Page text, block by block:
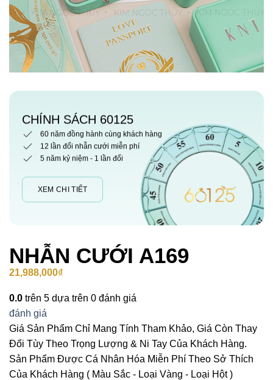
CHÍNH SÁCH 60125
60 năm đồng hành cùng khách hàng
12 lần đổi nhẫn cưới miễn phí
5 năm kỷ niệm - 1 lần đổi
XEM CHI TIẾT
NHẪN CƯỚI A169
21,988,000₫
0.0 trên 5 dựa trên 0 đánh giá
đánh giá
Giá Sản Phẩm Chỉ Mang Tính Tham Khảo, Giá Còn Thay
Đổi Tùy Theo Trọng Lượng & Ni Tay Của Khách Hàng.
Sản Phẩm Được Cá Nhân Hóa Miễn Phí Theo Sở Thích
Của Khách Hàng ( Màu Sắc - Loại Vàng - Loại Hột )